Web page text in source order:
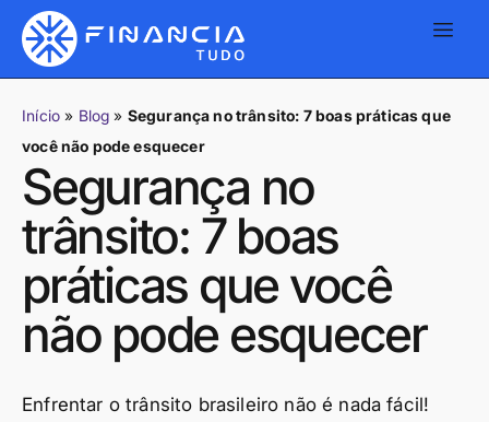
Início » Blog » Segurança no trânsito: 7 boas práticas que
você não pode esquecer
Segurança no
trânsito: 7 boas
práticas que você
não pode esquecer
Enfrentar o trânsito brasileiro não é nada fácil!